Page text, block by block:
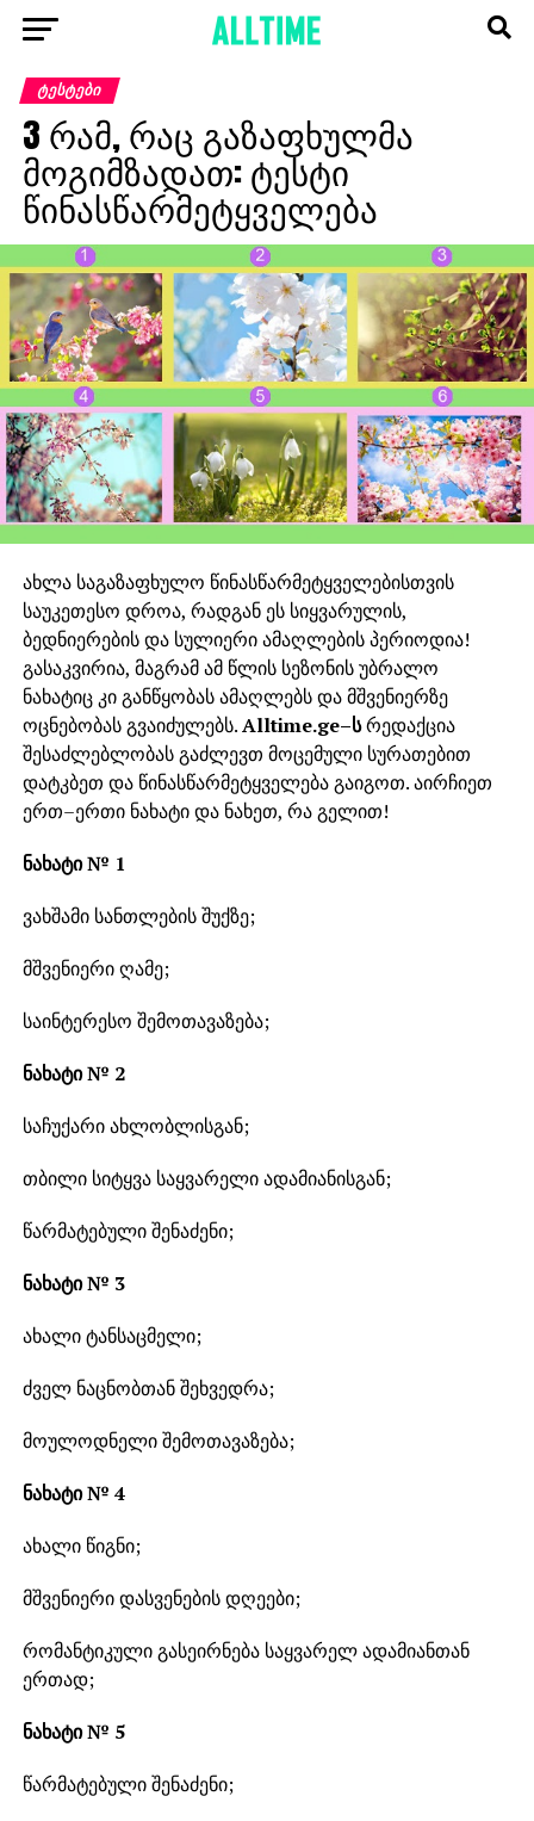
ᲢᲔᲡᲢᲔᲑᲘ
3 რამ, რაც გაზაფხულმა
მოგიმზადათ: ტესტი
წინასწარმეტყველება
ახლა საგაზაფხულო წინასწარმეტყველებისთვის
საუკეთესო დროა, რადგან ეს სიყვარულის,
ბედნიერების და სულიერი ამაღლების პერიოდია!
გასაკვირია, მაგრამ ამ წლის სეზონის უბრალო
ნახატიც კი განწყობას ამაღლებს და მშვენიერზე
ოცნებობას გვაიძულებს.Alltime.ge–სრედაქცია
შესაძლებლობას გაძლევთ მოცემული სურათებით
დატკბეთ და წინასწარმეტყველება გაიგოთ. აირჩიეთ
ერთ–ერთი ნახატი და ნახეთ, რა გელით!
ნახატი № 1
ვახშამი სანთლების შუქზე;
მშვენიერი ღამე;
საინტერესო შემოთავაზება;
ნახატი № 2
საჩუქარი ახლობლისგან;
თბილი სიტყვა საყვარელი ადამიანისგან;
წარმატებული შენაძენი;
ნახატი № 3
ახალი ტანსაცმელი;
ძველ ნაცნობთან შეხვედრა;
მოულოდნელი შემოთავაზება;
ნახატი № 4
ახალი წიგნი;
მშვენიერი დასვენების დღეები;
რომანტიკული გასეირნება საყვარელ ადამიანთან
ერთად;
ნახატი № 5
წარმატებული შენაძენი;